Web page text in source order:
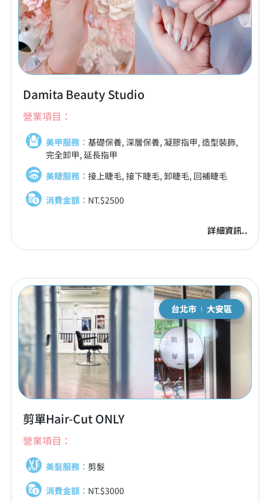
Damita Beauty Studio
營業項目：
美甲服務： 基礎保養, 深層保養, 凝膠指甲, 造型裝飾,
完全卸甲, 延長指甲
美睫服務： 接上睫毛, 接下睫毛, 卸睫毛, 回補睫毛
消費金額： NT.$2500
詳細資訊..
台北市 大安區
剪單Hair-Cut ONLY
營業項目：
美髮服務： 剪髮
消費金額： NT.$3000